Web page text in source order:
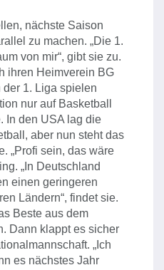
nächste Saison
zu machen. „Die 1.
von mir“, gibt sie zu.
ihren Heimverein BG
1. Liga spielen
nur auf Basketball
In den USA lag die
aber nun steht das
„Profi sein, das wäre
„In Deutschland
einen geringeren
Ländern“, findet sie.
Beste aus dem
Dann klappt es sicher
„Ich
es nächstes Jahr